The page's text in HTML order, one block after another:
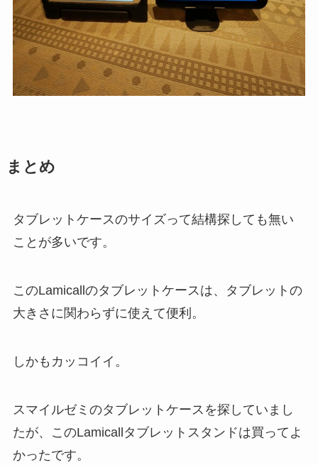
まとめ
タブレットケースのサイズって結構探しても無い
ことが多いです。
このLamicallのタブレットケースは、タブレットの
大きさに関わらずに使えて便利。
しかもカッコイイ。
スマイルゼミのタブレットケースを探していまし
たが、このLamicallタブレットスタンドは買ってよ
かったです。